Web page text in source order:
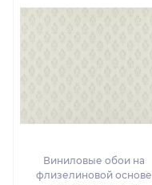
Виниловые обои на
флизелиновой основе